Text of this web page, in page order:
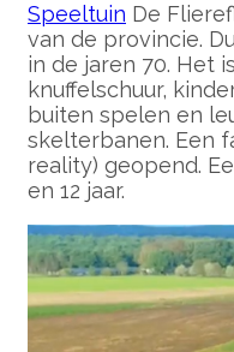
Speeltuin De
van de provincie.
in de jaren 70. Het
knuffelschuur,
buiten spelen en
skelterbanen. Een
reality) geopend.
en 12 jaar.